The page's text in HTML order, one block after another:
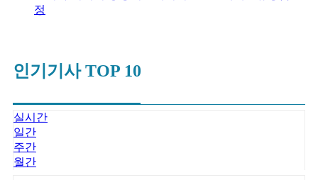
정
인기기사 TOP 10
실시간
일간
주간
월간